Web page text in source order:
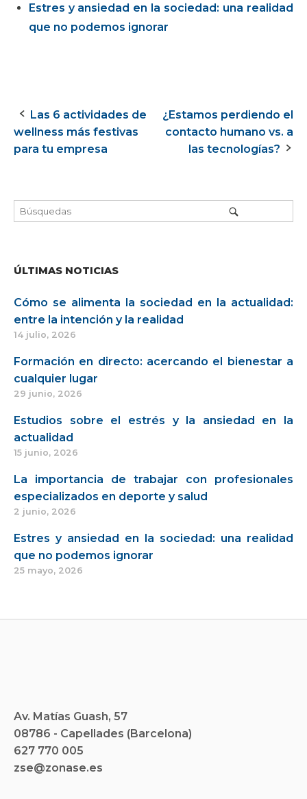
Estres y ansiedad en la sociedad: una realidad
que no podemos ignorar
Navegación
de
entrada
Las 6 actividades de
wellness más festivas
para tu empresa
¿Estamos perdiendo el
contacto humano vs. a
las tecnologías?
ÚLTIMAS NOTICIAS
Cómo se alimenta la sociedad en la actualidad:
entre la intención y la realidad
14 julio, 2026
Formación en directo: acercando el bienestar a
cualquier lugar
29 junio, 2026
Estudios sobre el estrés y la ansiedad en la
actualidad
15 junio, 2026
La importancia de trabajar con profesionales
especializados en deporte y salud
2 junio, 2026
Estres y ansiedad en la sociedad: una realidad
que no podemos ignorar
25 mayo, 2026
Av. Matías Guash, 57
08786 - Capellades (Barcelona)
627 770 005
zse@zonase.es